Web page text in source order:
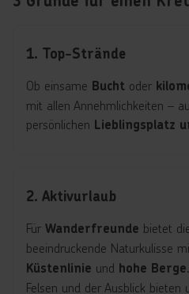
1. Top-Strände
Ob einsame Bucht oder
mit allen Annehmlichkeiten –
persönlichen Lieblingsplatz
2. Aktivurlaub
Für Wanderfreunde bietet
beeindruckende Naturkulisse
Küstenlinie und hohe Berge
Felsen und der Ausblick bieten